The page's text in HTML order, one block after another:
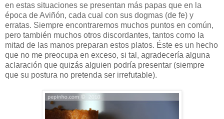
en estas situaciones se presentan más papas que en la
época de Aviñón, cada cual con sus dogmas (de fe) y
erratas. Siempre encontraremos muchos puntos en común,
pero también muchos otros discordantes, tantos como la
mitad de las manos preparan estos platos. Éste es un hecho
que no me preocupa en exceso, si tal, agradecería alguna
aclaración que quizás alguien podría presentar (siempre
que su postura no pretenda ser irrefutable).